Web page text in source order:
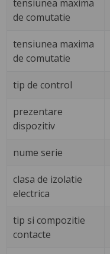
tensiunea maxima
de comutatie
tensiunea maxima
de comutatie
tip de control
prezentare
dispozitiv
nume serie
clasa de izolatie
electrica
tip si compozitie
contacte